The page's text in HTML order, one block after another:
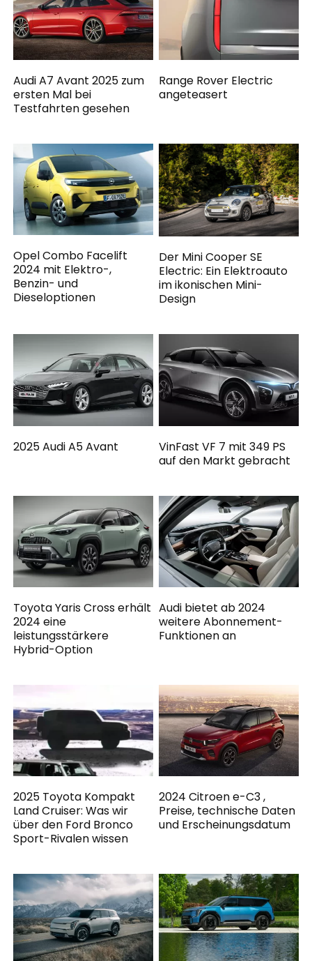
Audi A7 Avant 2025 zum
ersten Mal bei
Testfahrten gesehen
Range Rover Electric
angeteasert
Opel Combo Facelift
2024 mit Elektro-,
Benzin- und
Dieseloptionen
Der Mini Cooper SE
Electric: Ein Elektroauto
im ikonischen Mini-
Design
2025 Audi A5 Avant
VinFast VF 7 mit 349 PS
auf den Markt gebracht
Toyota Yaris Cross erhält
2024 eine
leistungsstärkere
Hybrid-Option
Audi bietet ab 2024
weitere Abonnement-
Funktionen an
2025 Toyota Kompakt
Land Cruiser: Was wir
über den Ford Bronco
Sport-Rivalen wissen
2024 Citroen e-C3 ,
Preise, technische Daten
und Erscheinungsdatum